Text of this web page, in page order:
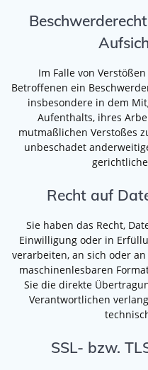
Im Falle von
Betroffenen ein
insbesondere in dem
Aufenthalts, ihres
mutmaßlichen Verstoßes
unbeschadet
Recht auf
Sie haben das Recht,
Einwilligung oder in
verarbeiten, an sich oder
maschinenlesbaren
Sie die direkte
Verantwortlichen
SSL- bzw.